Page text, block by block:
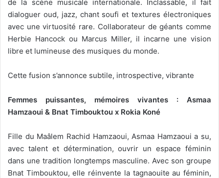
de la scène musicale internationale. Inclassable, il fait
dialoguer oud, jazz, chant soufi et textures électroniques
avec une virtuosité rare. Collaborateur de géants comme
Herbie Hancock ou Marcus Miller, il incarne une vision
libre et lumineuse des musiques du monde.
Cette fusion s’annonce subtile, introspective, vibrante
Femmes puissantes, mémoires vivantes : Asmaa
Hamzaoui & Bnat Timbouktou x Rokia Koné
Fille du Maâlem Rachid Hamzaoui, Asmaa Hamzaoui a su,
avec talent et détermination, ouvrir un espace féminin
dans une tradition longtemps masculine. Avec son groupe
Bnat Timbouktou, elle réinvente la tagnaouite au féminin,